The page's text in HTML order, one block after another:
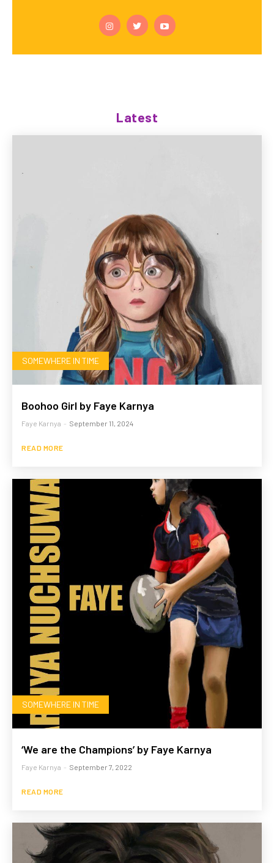
Latest
SOMEWHERE IN TIME
Boohoo Girl by Faye Karnya
Faye Karnya - September 11, 2024
READ MORE
SOMEWHERE IN TIME
‘We are the Champions’ by Faye Karnya
Faye Karnya - September 7, 2022
READ MORE